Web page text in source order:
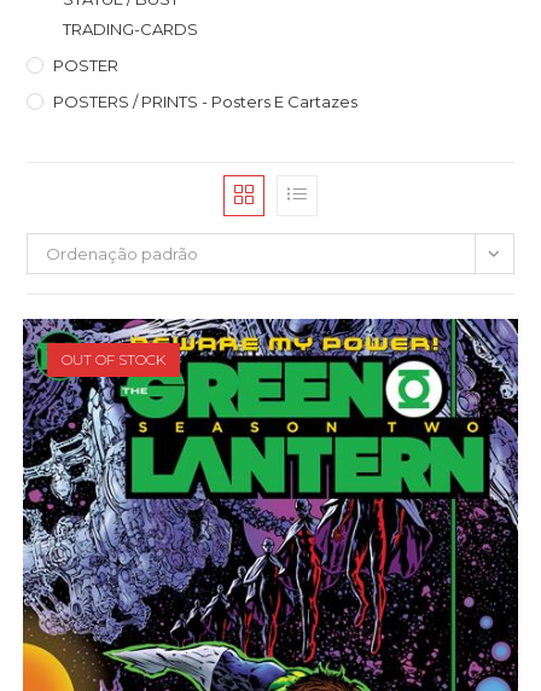
TRADING-CARDS
POSTER
POSTERS / PRINTS - Posters E Cartazes
Ordenação padrão
OUT OF STOCK